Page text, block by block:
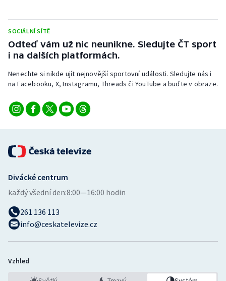
Stolní tenis
Triatlon
Veslování
Vodní slalom
Volejbal
Ostatní
SOCIÁLNÍ SÍTĚ
Odteď vám už nic neunikne. Sledujte ČT sport
i na dalších platformách.
Nenechte si nikde ujít nejnovější sportovní události. Sledujte nás i
na Facebooku, X, Instagramu, Threads či YouTube a buďte v obraze.
Divácké centrum
každý všední den:8:00—16:00 hodin
261 136 113
info@ceskatelevize.cz
Vzhled